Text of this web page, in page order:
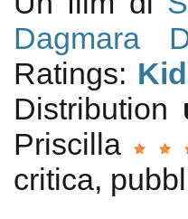
Dagmara
Ratings:
Distribution
Priscilla
critica,